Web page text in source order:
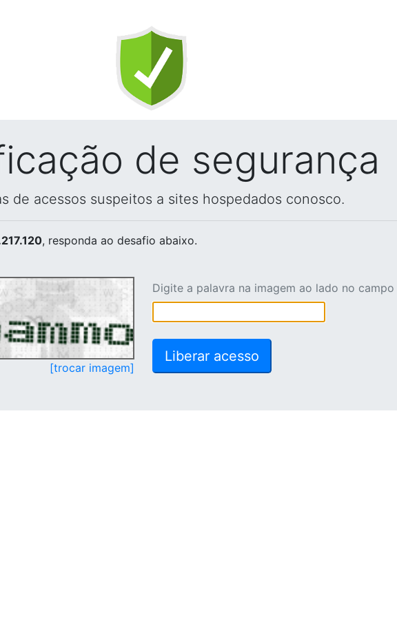
de segurança
de acessos suspeitos a sites hospedados conosco.
, responda ao desafio abaixo.
[trocar imagem]
Digite a palavra na imagem ao lado no